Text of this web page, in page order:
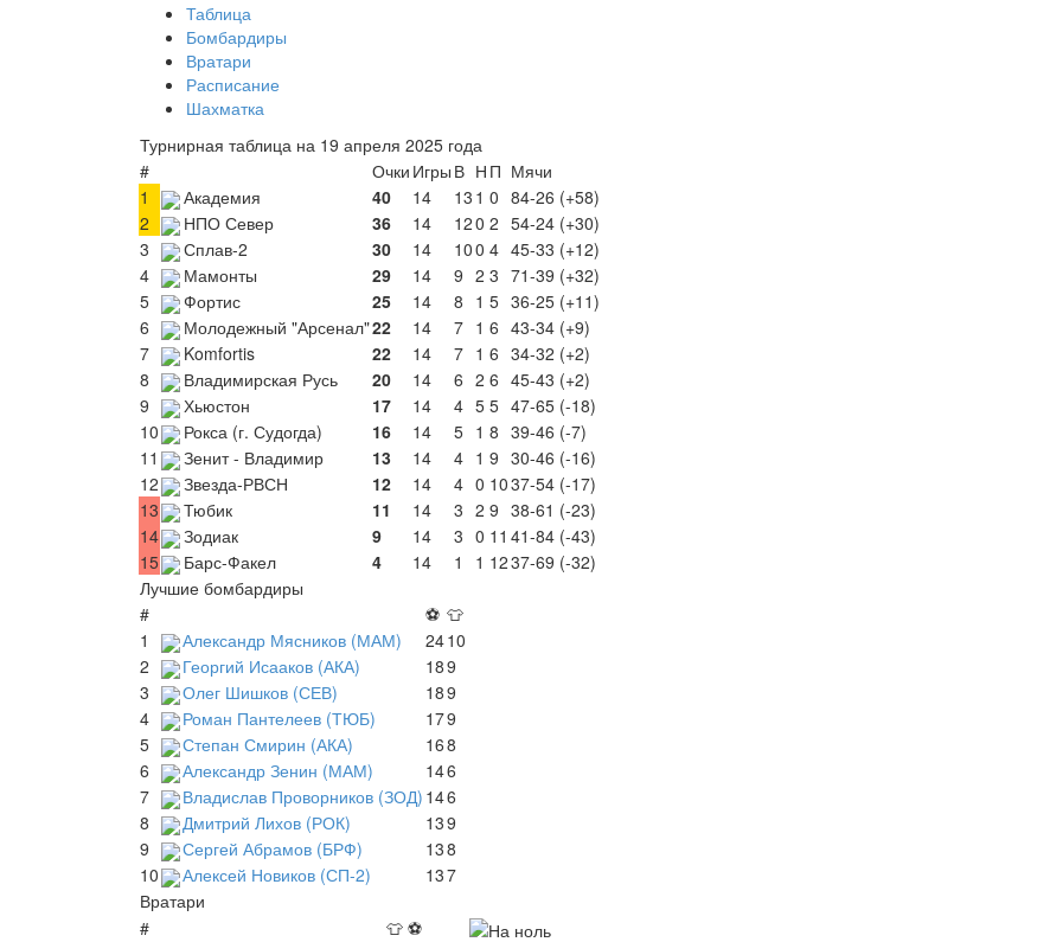
Таблица
Бомбардиры
Вратари
Расписание
Шахматка
Турнирная таблица на 19 апреля 2025 года
#
Очки Игры В Н П Мячи
1
Академия 40 14 13 1 0 84-26 (+58)
2
НПО Север 36 14 120 2 54-24 (+30)
3
Сплав-2 30 14 100 4 45-33 (+12)
4
Мамонты 29 14 9 2 3 71-39 (+32)
5
Фортис 25 14 8 1 5 36-25 (+11)
6
Молодежный "Арсенал"22 14 7 1 6 43-34 (+9)
7
Komfortis 22 14 7 1 6 34-32 (+2)
8
Владимирская Русь 20 14 6 2 6 45-43 (+2)
9
Хьюстон 17 14 4 5 5 47-65 (-18)
10
Рокса (г. Судогда) 16 14 5 1 8 39-46 (-7)
11
Зенит - Владимир 13 14 4 1 9 30-46 (-16)
12
Звезда-РВСН 12 14 4 0 1037-54 (-17)
13
Тюбик 11 14 3 2 9 38-61 (-23)
14
Зодиак 9 14 3 0 11 41-84 (-43)
15
Барс-Факел 4 14 1 1 1237-69 (-32)
Лучшие бомбардиры
#
⚽ 👕
1
Александр Мясников (МАМ) 2410
2
Георгий Исааков (АКА) 189
3
Олег Шишков (СЕВ) 189
4
Роман Пантелеев (ТЮБ) 179
5
Степан Смирин (АКА) 168
6
Александр Зенин (МАМ) 146
7
Владислав Проворников (ЗОД) 146
8
Дмитрий Лихов (РОК) 139
9
Сергей Абрамов (БРФ) 138
10
Алексей Новиков (СП-2) 137
Вратари
#
👕 ⚽